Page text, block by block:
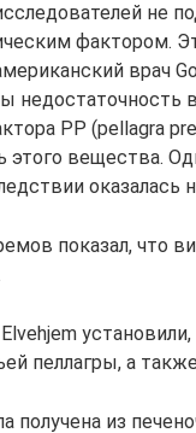
не
фактором.
врач
недостаточность
РР (pellagra
этого вещества.
оказалась
показал, что
Elvehjem
пеллагры, а
получена из